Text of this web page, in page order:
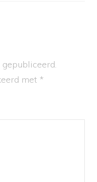
met *